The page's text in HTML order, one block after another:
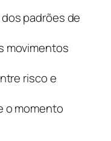
padrões de
movimentos
risco e
o momento